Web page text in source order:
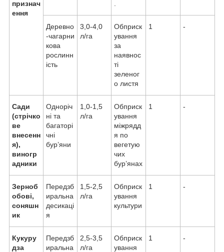
признач
ення
Деревно
-чагарни
кова
рослинн
ість
3,0-4,0
л/га
Обприск
ування
за
наявнос
ті
зеленог
о листя
1 -
Сади
(стрічко
ве
внесенн
я),
виногр
адники
Одноріч
ні та
багаторі
чні
бур’яни
1,0-1,5
л/га
Обприск
ування
міжрядд
я по
вегетую
чих
бур’янах
1 -
Зерноб
обові,
соняшн
ик
Передзб
иральна
десикаці
я
1,5-2,5
л/га
Обприск
ування
культури
1 -
Кукуру
дза
Передзб
иральна
2,5-3,5
л/га
Обприск
ування
1 -